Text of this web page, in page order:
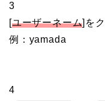
3
[ユーザーネーム]を
例：yamada
4